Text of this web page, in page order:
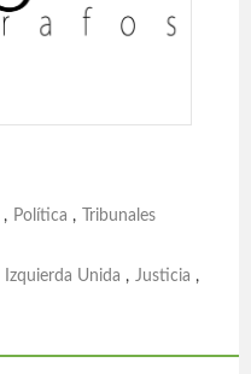
, Política , Tribunales
Izquierda Unida , Justicia ,